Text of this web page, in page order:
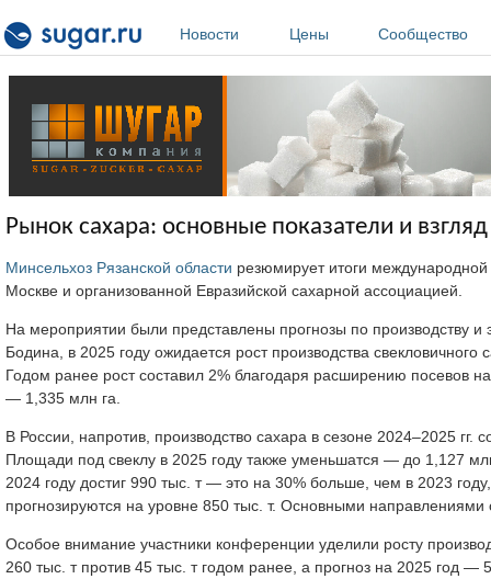
Новости
Цены Сообщество
Рынок сахара: основные показатели и
Минсельхоз Рязанской области резюмирует итоги
Москве и организованной Евразийской сахарной ассоциацией.
На мероприятии были представлены прогнозы по производству
Бодина, в 2025 году ожидается рост производства
Годом ранее рост составил 2% благодаря расширению посевов
— 1,335 млн га.
В России, напротив, производство сахара в сезоне 2024–2025
Площади под свеклу в 2025 году также уменьшатся — до 1,127
2024 году достиг 990 тыс. т — это на 30% больше, чем в 2023
прогнозируются на уровне 850 тыс. т. Основными
Особое внимание участники конференции уделили росту
260 тыс. т против 45 тыс. т годом ранее, а прогноз на 2025 год —